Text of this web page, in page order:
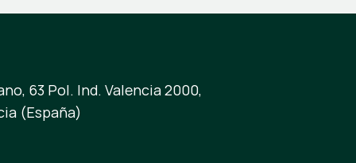
63 Pol. Ind. Valencia 2000,
(España)